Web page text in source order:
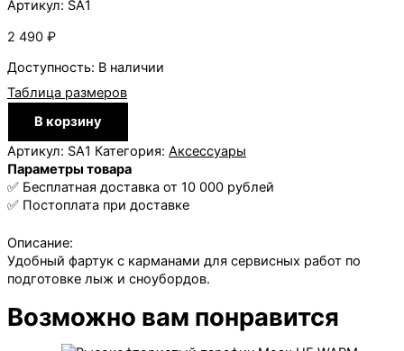
Артикул: SA1
2 490 ₽
Доступность: В наличии
Таблица размеров
товара
Фартук
для
сервиса
MOAX
В корзину
Артикул: SA1 Категория: Аксессуары
Параметры товара
✅ Бесплатная доставка от 10 000 рублей
✅ Постоплата при доставке
Описание:
Удобный фартук с карманами для сервисных работ по
подготовке лыж и сноубордов.
Возможно вам понравится